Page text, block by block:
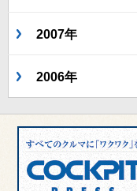
2007年
2006年